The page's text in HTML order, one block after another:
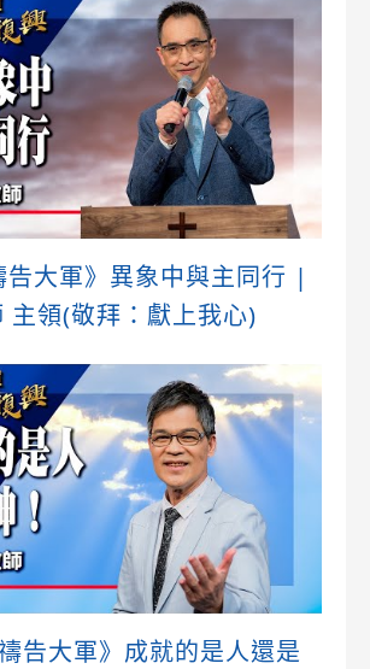
大軍》異象中與主同行 |
主領(敬拜：獻上我心)
告大軍》成就的是人還是